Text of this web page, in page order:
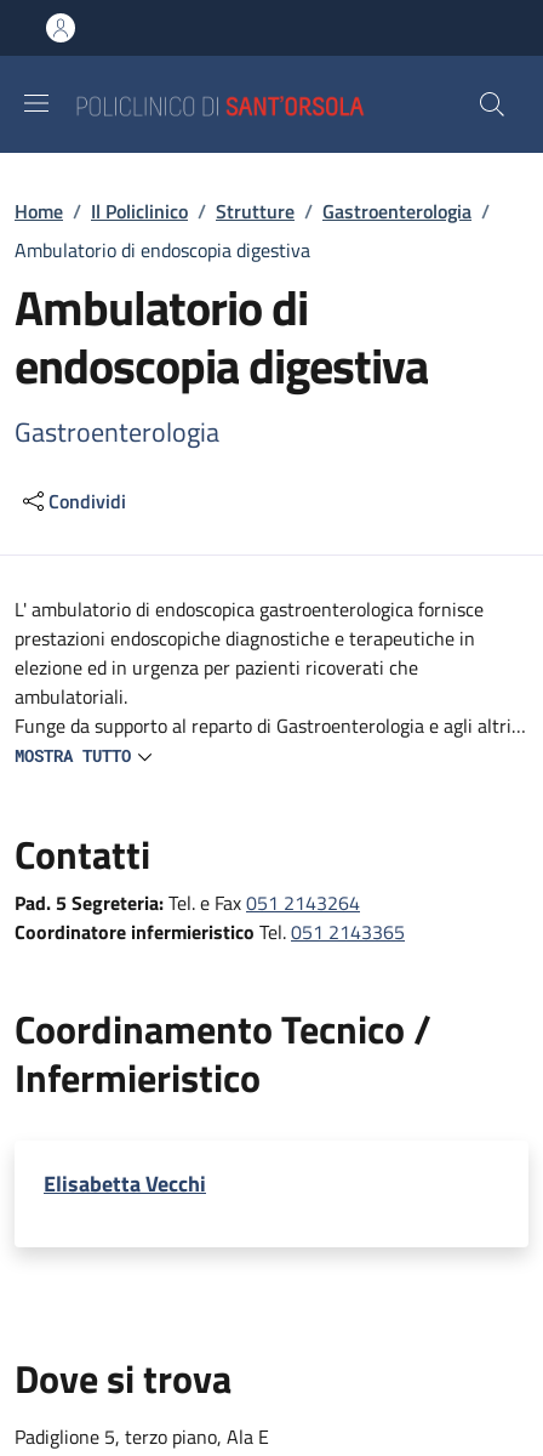
al contenuto principale
to footer content
Briciole di pane
Home / Il Policlinico / Strutture / Gastroenterologia /
Ambulatorio di endoscopia digestiva
Ambulatorio di
endoscopia digestiva
Gastroenterologia
Condividi
Descrizione
L' ambulatorio di endoscopica gastroenterologica fornisce
prestazioni endoscopiche diagnostiche e terapeutiche in
elezione ed in urgenza per pazienti ricoverati che
ambulatoriali.
Funge da supporto al reparto di Gastroenterologia e agli altri
reparti e DS del Policlinico (Medicine, Geriatrie, Oncologie,
Fornisce prestazioni endoscopiche diagnostiche e terapeutiche
in urgenza, in elezione e follow-up
MOSTRA TUTTO
Contatti
Pad. 5 Segreteria:Tel. e Fax051 2143264
Coordinatore infermieristico Tel.051 2143365
Coordinamento Tecnico /
Infermieristico
Elisabetta Vecchi
Dove si trova
Padiglione 5, terzo piano, Ala E